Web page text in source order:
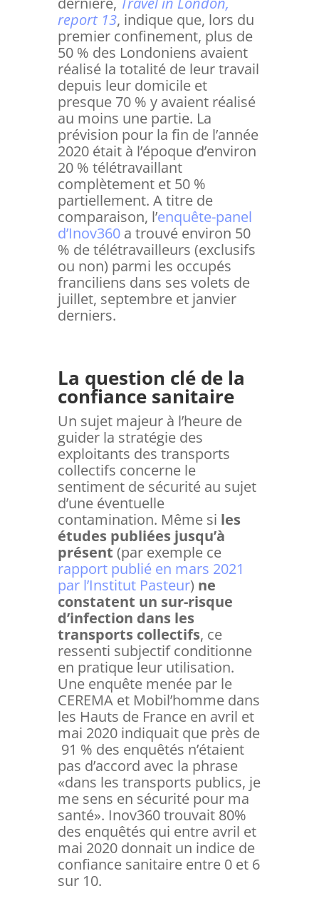
report 13, indique que, lors du
premier confinement, plus de
50 % des Londoniens avaient
réalisé la totalité de leur travail
depuis leur domicile et
presque 70 % y avaient réalisé
au moins une partie. La
prévision pour la fin de l’année
2020 était à l’époque d’environ
20 % télétravaillant
complètement et 50 %
partiellement. A titre de
comparaison, l’enquête-panel
d’Inov360a trouvé environ 50
% de télétravailleurs (exclusifs
ou non) parmi les occupés
franciliens dans ses volets de
juillet, septembre et janvier
derniers.
La question clé de la
confiance sanitaire
Un sujet majeur à l’heure de
guider la stratégie des
exploitants des transports
collectifs concerne le
sentiment de sécurité au sujet
d’une éventuelle
contamination. Même si les
études publiées jusqu’à
présent (par exemple ce
rapport publié en mars 2021
par l’Institut Pasteur) ne
constatent un sur-risque
d’infection dans les
transports collectifs, ce
ressenti subjectif conditionne
en pratique leur utilisation.
Une enquête menée par le
CEREMA et Mobil’homme dans
les Hauts de France en avril et
mai 2020 indiquait que près de
91 % des enquêtés n’étaient
pas d’accord avec la phrase
«dans les transports publics, je
me sens en sécurité pour ma
santé». Inov360 trouvait 80%
des enquêtés qui entre avril et
mai 2020 donnait un indice de
confiance sanitaire entre 0 et 6
sur 10.